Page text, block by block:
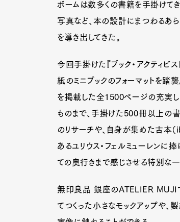
ボームは数多くの書籍を手掛けてき
写真など、本の設計にまつわるあ
を導き出してきた。
今回手掛けた『ブック・アクティビ
紙のミニブックのフォーマットを
を掲載した全1500ページの充実
ものまで、手掛けた500冊以上の
のリサーチや、自身が集めた古本（
あるユリウス・フェルミューレンに
ての奥行きまで感じさせる特別な
無印良品 銀座のATELIER MUJI
てつくった小さなモックアップや